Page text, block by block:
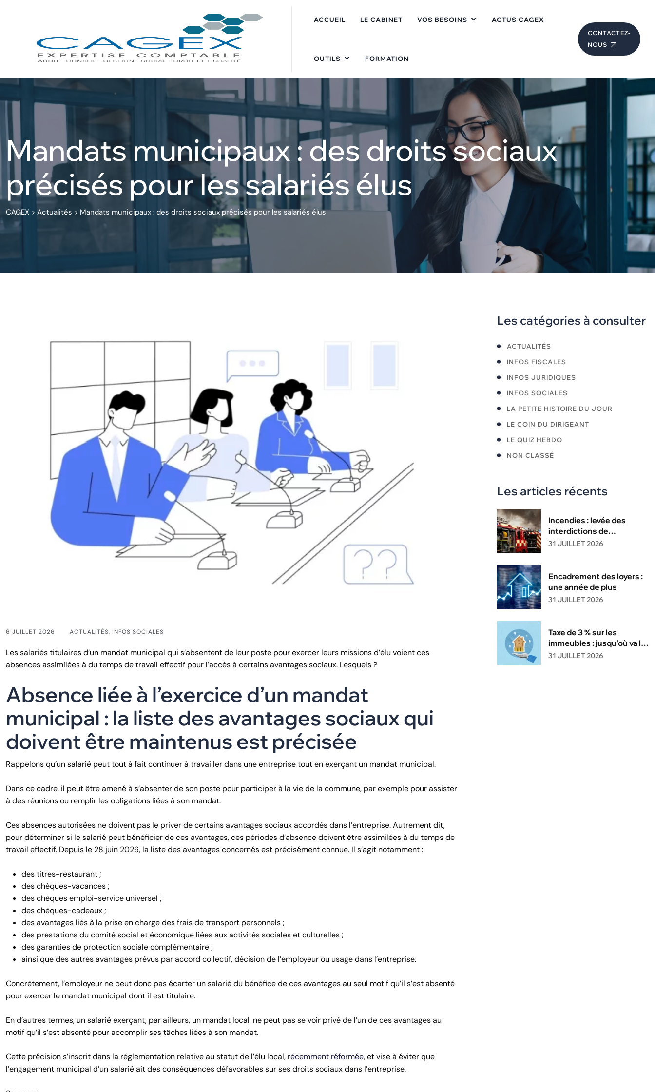
ACCUEIL LE CABINET VOS BESOINS ACTUS CAGEX
OUTILS FORMATION
CONTACTEZ-
NOUS
Mandats municipaux : des droits sociaux
précisés pour les salariés élus
CAGEX > Actualités > Mandats municipaux : des droits sociaux précisés pour les salariés élus
6 JUILLET 2026 ACTUALITÉS, INFOS SOCIALES
Les salariés titulaires d’un mandat municipal qui s’absentent de leur poste pour exercer leurs missions d’élu voient ces
absences assimilées à du temps de travail effectif pour l’accès à certains avantages sociaux. Lesquels ?
Absence liée à l’exercice d’un mandat
municipal : la liste des avantages sociaux qui
doivent être maintenus est précisée
Rappelons qu’un salarié peut tout à fait continuer à travailler dans une entreprise tout en exerçant un mandat municipal.
Dans ce cadre, il peut être amené à s’absenter de son poste pour participer à la vie de la commune, par exemple pour assister
à des réunions ou remplir les obligations liées à son mandat.
Ces absences autorisées ne doivent pas le priver de certains avantages sociaux accordés dans l’entreprise. Autrement dit,
pour déterminer si le salarié peut bénéficier de ces avantages, ces périodes d’absence doivent être assimilées à du temps de
travail effectif. Depuis le 28 juin 2026, la liste des avantages concernés est précisément connue. Il s’agit notamment :
des titres-restaurant ;
des chèques-vacances ;
des chèques emploi-service universel ;
des chèques-cadeaux ;
des avantages liés à la prise en charge des frais de transport personnels ;
des prestations du comité social et économique liées aux activités sociales et culturelles ;
des garanties de protection sociale complémentaire ;
ainsi que des autres avantages prévus par accord collectif, décision de l’employeur ou usage dans l’entreprise.
Concrètement, l’employeur ne peut donc pas écarter un salarié du bénéfice de ces avantages au seul motif qu’il s’est absenté
pour exercer le mandat municipal dont il est titulaire.
En d’autres termes, un salarié exerçant, par ailleurs, un mandat local, ne peut pas se voir privé de l’un de ces avantages au
motif qu’il s’est absenté pour accomplir ses tâches liées à son mandat.
Cette précision s’inscrit dans la réglementation relative au statut de l’élu local, récemment réformée, et vise à éviter que
l’engagement municipal d’un salarié ait des conséquences défavorables sur ses droits sociaux dans l’entreprise.
Les catégories à consulter
ACTUALITÉS
INFOS FISCALES
INFOS JURIDIQUES
INFOS SOCIALES
LA PETITE HISTOIRE DU JOUR
LE COIN DU DIRIGEANT
LE QUIZ HEBDO
NON CLASSÉ
Les articles récents
Incendies : levée des
interdictions de
circulation
31 JUILLET 2026
Encadrement des loyers :
une année de plus
31 JUILLET 2026
Taxe de 3 % sur les
immeubles : jusqu'où va la
tolérance de
31 JUILLET 2026